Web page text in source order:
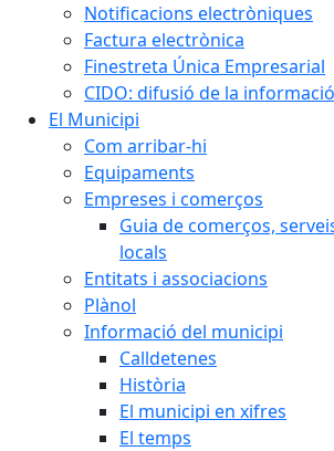
Notificacions electròniques
Factura electrònica
Finestreta Única Empresarial
CIDO: difusió de la
El Municipi
Com arribar-hi
Equipaments
Empreses i comerços
Guia de comerços,
locals
Entitats i associacions
Plànol
Informació del municipi
Calldetenes
Història
El municipi en xifres
El temps